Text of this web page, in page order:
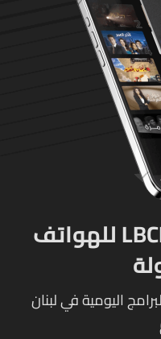
حمل الآن تطبيق LBCI للهواتف
اليومية في لبنان